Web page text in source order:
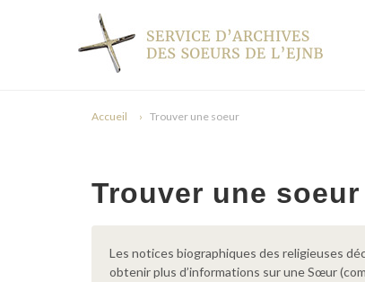
Accueil Trouver une soeur
Trouver une soeur
Les notices biographiques des religieuses
obtenir plus d’informations sur une Sœur